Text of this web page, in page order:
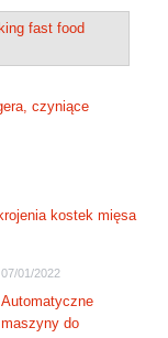
czyniące
kostek mięsa
07/01/2022
Automatyczne
maszyny do